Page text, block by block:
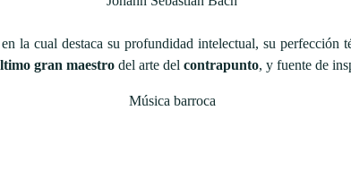
la cual destaca su profundidad intelectual, su perfección
gran maestro del arte del contrapunto,​ y fuente de